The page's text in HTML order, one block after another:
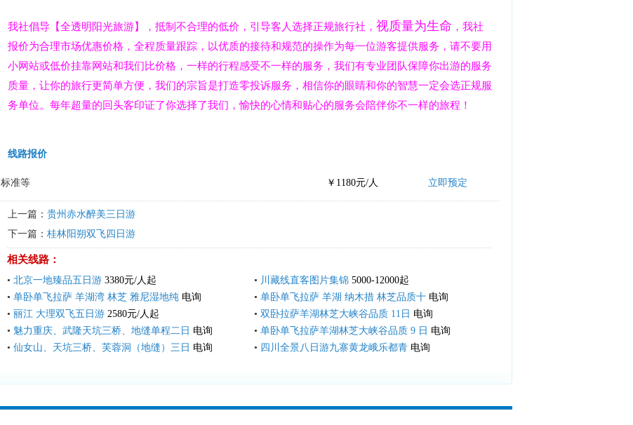
我社倡导【全透明阳光旅游】，抵制不合理的低价，引导客人选择正规旅行社， 视质量为生命 ，我社
报价为合理市场优惠价格，全程质量跟踪，以优质的接待和规范的操作为每一位游客提供服务，请不要用
小网站或低价挂靠网站和我们比价格，一样的行程感受不一样的服务，我们有专业团队保障你出游的服务
质量，让你的旅行更简单方便，我们的宗旨是打造零投诉服务，相信你的眼睛和你的智慧一定会选正规服
务单位。每年超量的回头客印证了你选择了我们，愉快的心情和贴心的服务会陪伴你不一样的旅程！
线路报价
标准等 ￥1180元/人 立即预定
上一篇： 贵州赤水醉美三日游
下一篇： 桂林阳朔双飞四日游
相关线路：
• 北京一地臻品五日游 3380元/人起 • 川藏线直客图片集锦 5000-12000起
• 单卧单飞拉萨 羊湖湾 林芝 雅尼湿地纯 电询 • 单卧单飞拉萨 羊湖 纳木措 林芝品质十 电询
• 丽江 大理双飞五日游 2580元/人起 • 双卧拉萨羊湖林芝大峡谷品质 11日 电询
• 魅力重庆、武隆天坑三桥、地缝单程二日 电询 • 单卧单飞拉萨羊湖林芝大峡谷品质 9 日 电询
• 仙女山、天坑三桥、芙蓉洞（地缝）三日 电询 • 四川全景八日游九寨黄龙峨乐都青 电询